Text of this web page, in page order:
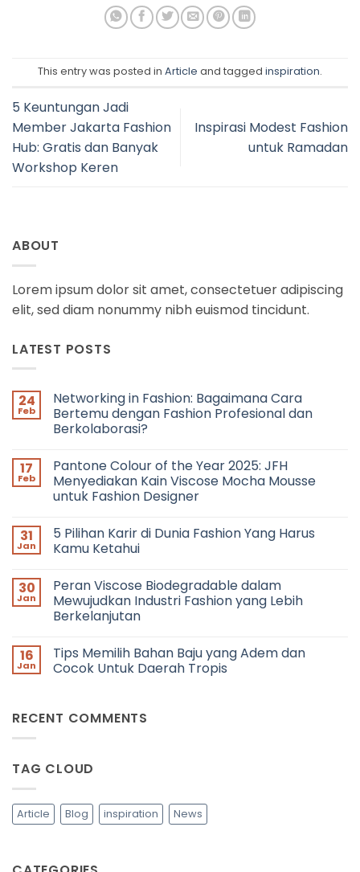
This entry was posted in Article and tagged inspiration.
5 Keuntungan Jadi
Member Jakarta Fashion
Hub: Gratis dan Banyak
Workshop Keren
Inspirasi Modest Fashion
untuk Ramadan
ABOUT
Lorem ipsum dolor sit amet, consectetuer adipiscing
elit, sed diam nonummy nibh euismod tincidunt.
LATEST POSTS
24
Feb
Networking in Fashion: Bagaimana Cara
Bertemu dengan Fashion Profesional dan
Berkolaborasi?
on
Networking
in
Fashion:
Bertemu
dengan
Fashion
Berkolaborasi?
17
Feb
Pantone Colour of the Year 2025: JFH
Menyediakan Kain Viscose Mocha Mousse
untuk Fashion Designer
on
Pantone
Colour
Year
2025:
JFH
Menyediakan
Mocha
Mousse
untuk
31
Jan
5 Pilihan Karir di Dunia Fashion Yang Harus
Kamu Ketahui
on
5
Pilihan
Karir
Fashion
Yang
Harus
30
Jan
Peran Viscose Biodegradable dalam
Mewujudkan Industri Fashion yang Lebih
Berkelanjutan
on
Peran
Viscose
Industri
Fashion
16
Jan
Tips Memilih Bahan Baju yang Adem dan
Cocok Untuk Daerah Tropis
Tips
Memilih
Adem
Daerah
Tropis
RECENT COMMENTS
TAG CLOUD
Article Blog inspiration News